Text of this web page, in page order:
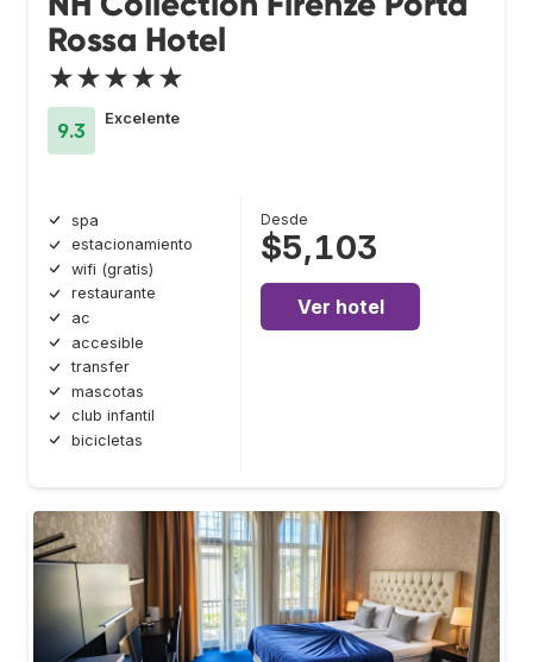
Rossa Hotel
★★★★★
9.3
Excelente
spa
estacionamiento
wifi (gratis)
restaurante
ac
accesible
transfer
mascotas
club infantil
bicicletas
Desde
$5,103
Ver hotel